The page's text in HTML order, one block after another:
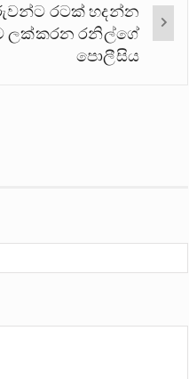
රටක් හදන්න
ලක්කරන රනිල්ගේ
පොලීසිය